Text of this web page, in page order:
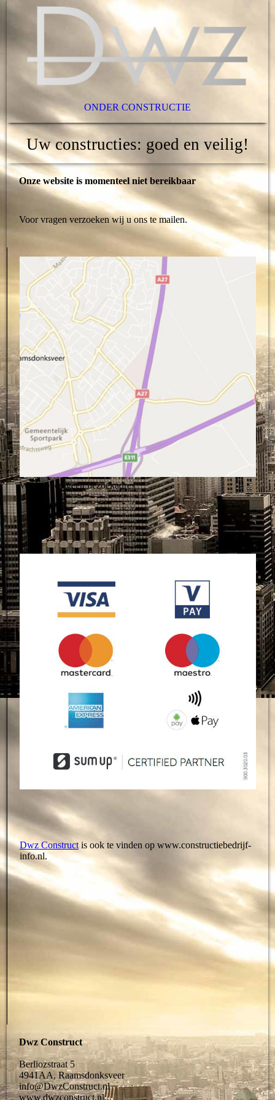
ONDER CONSTRUCTIE
Uw constructies: goed en veilig!
Onze website is momenteel niet bereikbaar
Voor vragen verzoeken wij u ons te mailen.
Wij hebben geen bezoekadres
Dwz Construct
Berliozstraat 5
4941AA, Raamsdonksveer
info@DwzConstruct.nl
www.dwzconstruct.nl